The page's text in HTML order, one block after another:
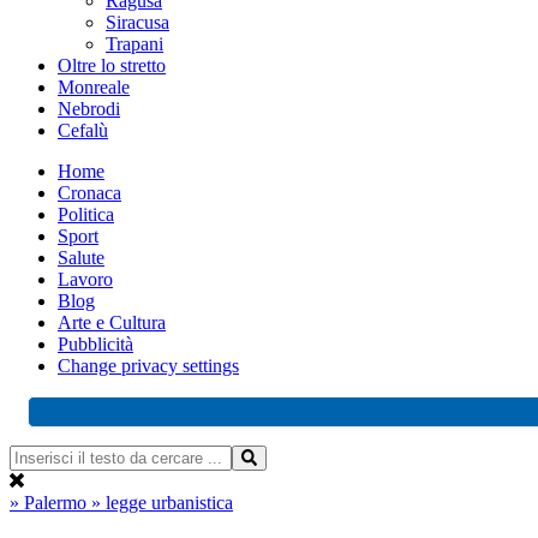
Siracusa
Trapani
Oltre lo stretto
Monreale
Nebrodi
Cefalù
Home
Cronaca
Politica
Sport
Salute
Lavoro
Blog
Arte e Cultura
Pubblicità
Change privacy settings
» Palermo » legge urbanistica